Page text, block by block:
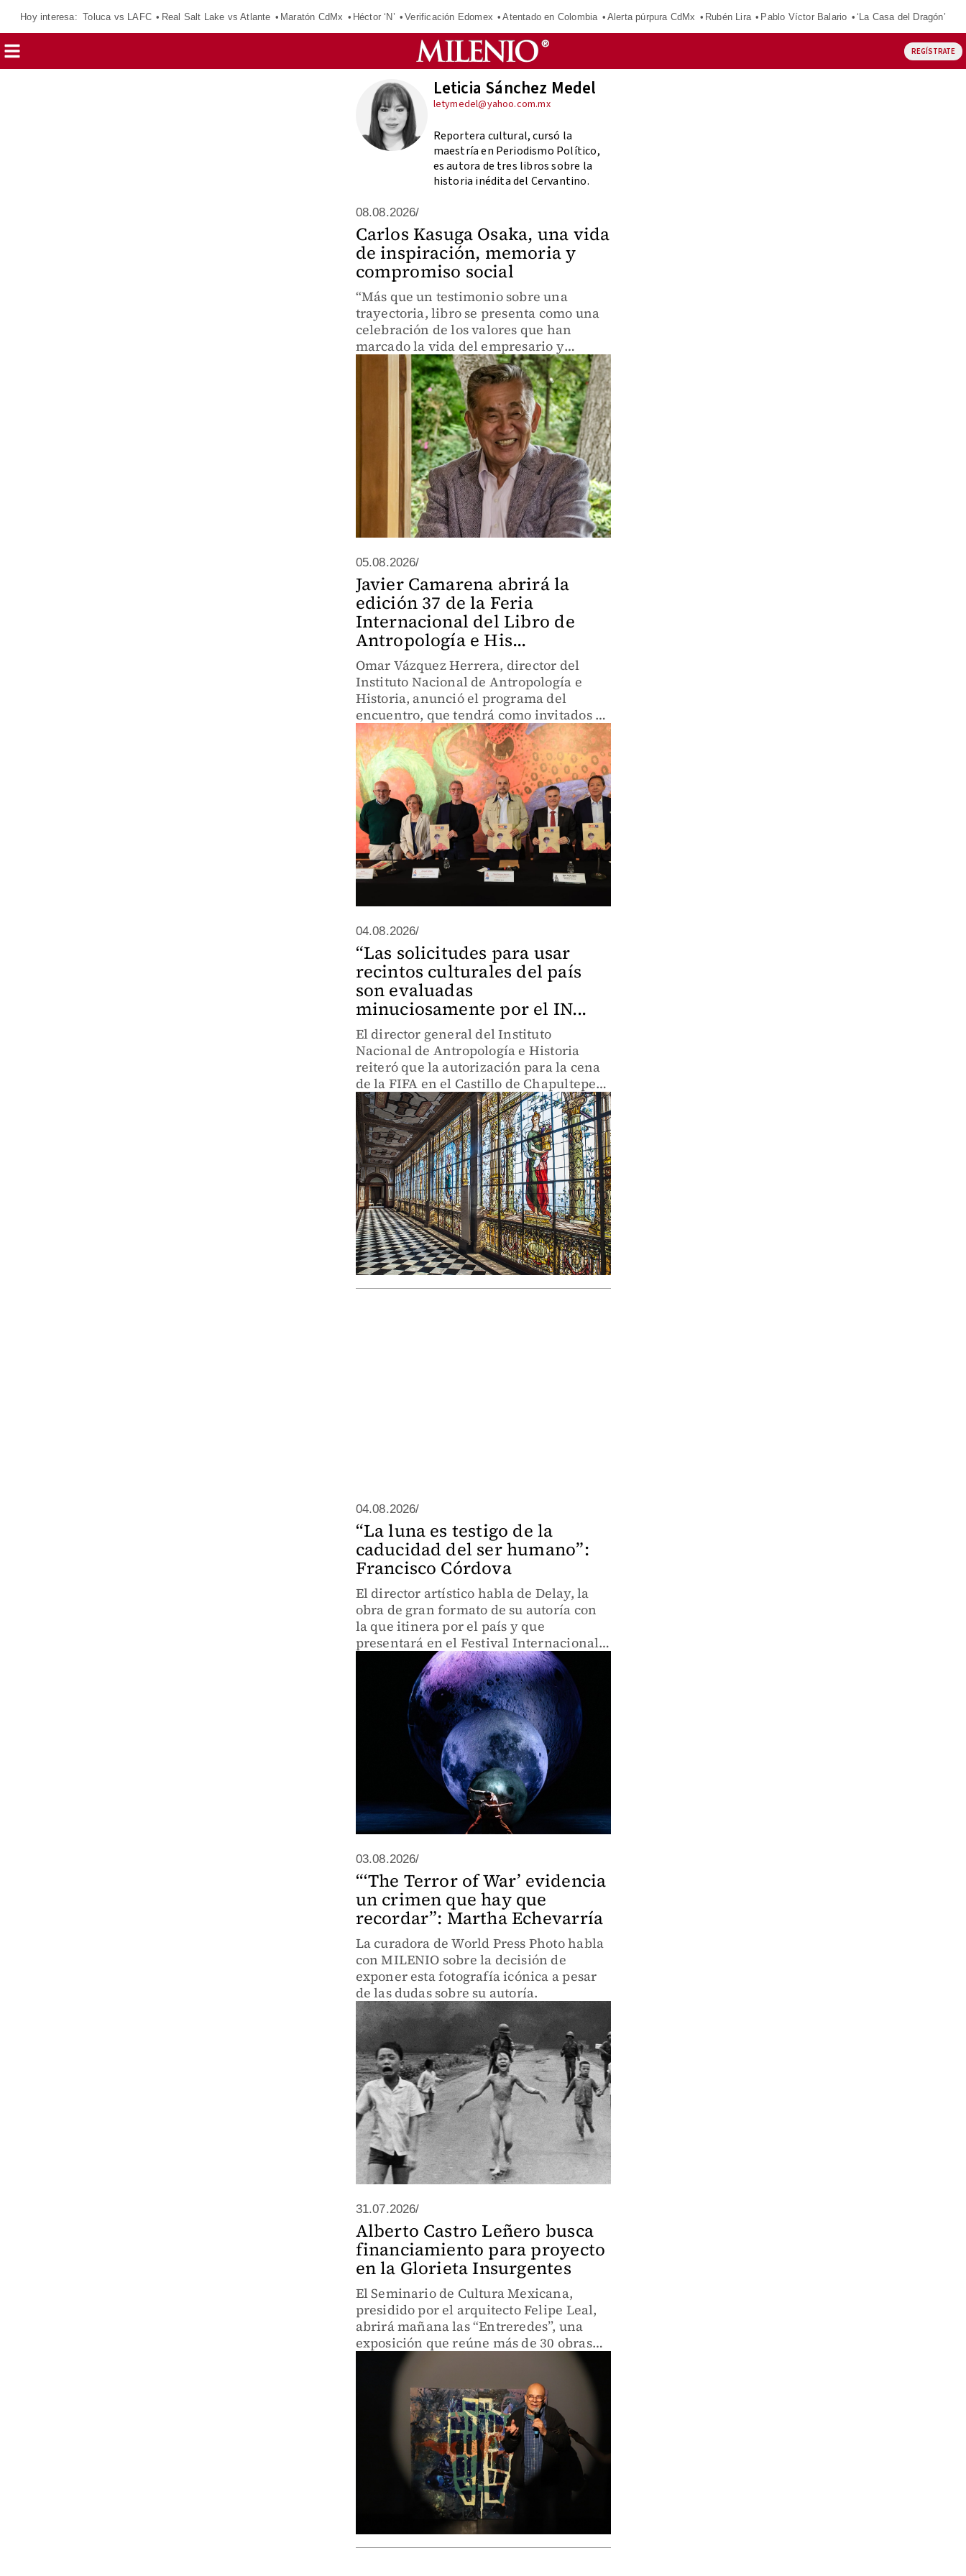
Hoy interesa: Toluca vs LAFC Real Salt Lake vs Atlante Maratón CdMx Héctor ‘N’ Verificación Edomex Atentado en Colombia Alerta púrpura CdMx Rubén Lira Pablo Víctor Balario ‘La Casa del Dragón’
REGÍSTRATE
Leticia Sánchez Medel
letymedel@yahoo.com.mx
Reportera cultural, cursó la
maestría en Periodismo Político,
es autora de tres libros sobre la
historia inédita del Cervantino.
08.08.2026/
Carlos Kasuga Osaka, una vida
de inspiración, memoria y
compromiso social
“Más que un testimonio sobre una
trayectoria, libro se presenta como una
celebración de los valores que han
marcado la vida del empresario y
filántropo”.
05.08.2026/
Javier Camarena abrirá la
edición 37 de la Feria
Internacional del Libro de
Antropología e His...
Omar Vázquez Herrera, director del
Instituto Nacional de Antropología e
Historia, anunció el programa del
encuentro, que tendrá como invitados de
honor a Francia y Veracruz.
04.08.2026/
“Las solicitudes para usar
recintos culturales del país
son evaluadas
minuciosamente por el IN...
El director general del Instituto
Nacional de Antropología e Historia
reiteró que la autorización para la cena
de la FIFA en el Castillo de Chapultepec
siguió criterios de preservación del
patrimonio.
04.08.2026/
“La luna es testigo de la
caducidad del ser humano”:
Francisco Córdova
El director artístico habla de Delay, la
obra de gran formato de su autoría con
la que itinera por el país y que
presentará en el Festival Internacional
Cervantino.
03.08.2026/
“‘The Terror of War’ evidencia
un crimen que hay que
recordar”: Martha Echevarría
La curadora de World Press Photo habla
con MILENIO sobre la decisión de
exponer esta fotografía icónica a pesar
de las dudas sobre su autoría.
31.07.2026/
Alberto Castro Leñero busca
financiamiento para proyecto
en la Glorieta Insurgentes
El Seminario de Cultura Mexicana,
presidido por el arquitecto Felipe Leal,
abrirá mañana las “Entreredes”, una
exposición que reúne más de 30 obras
realizadas entre 1994 y 2026, en la
Galería 526.